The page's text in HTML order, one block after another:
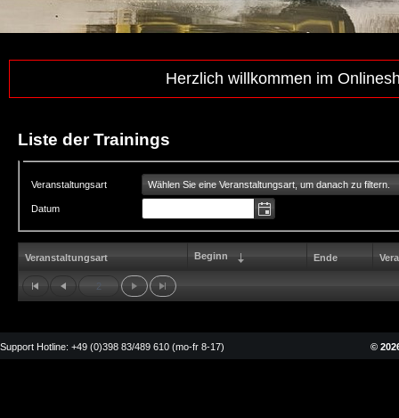
Herzlich willkommen im
Liste der Trainings
Veranstaltungsart Wählen Sie eine Veranstaltungsart, um danach zu filtern.
Datum
Veranstaltungsart Beginn Ende
2
Support Hotline: +49 (0)398 83/489 610 (mo-fr 8-17) ©